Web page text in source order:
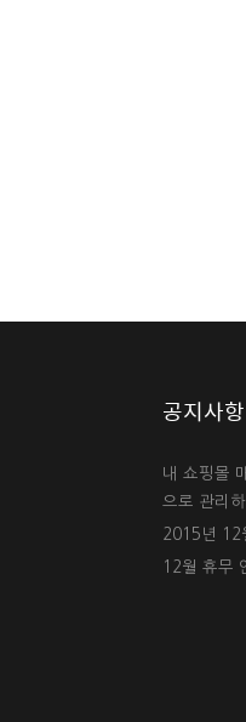
공지사항
내 쇼핑몰
으로 관리하
2015년 12
12월 휴무